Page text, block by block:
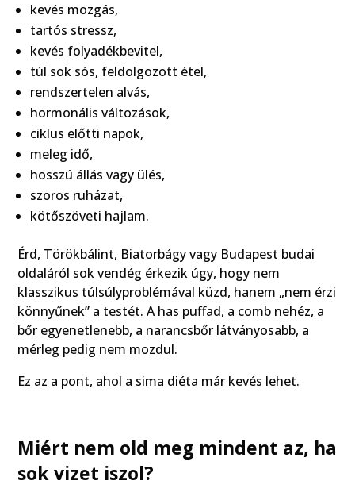
kevés mozgás,
tartós stressz,
kevés folyadékbevitel,
túl sok sós, feldolgozott étel,
rendszertelen alvás,
hormonális változások,
ciklus előtti napok,
meleg idő,
hosszú állás vagy ülés,
szoros ruházat,
kötőszöveti hajlam.
Érd, Törökbálint, Biatorbágy vagy Budapest budai
oldaláról sok vendég érkezik úgy, hogy nem
klasszikus túlsúlyproblémával küzd, hanem „nem érzi
könnyűnek” a testét. A has puffad, a comb nehéz, a
bőr egyenetlenebb, a narancsbőr látványosabb, a
mérleg pedig nem mozdul.
Ez az a pont, ahol a sima diéta már kevés lehet.
Miért nem old meg mindent az, ha
sok vizet iszol?